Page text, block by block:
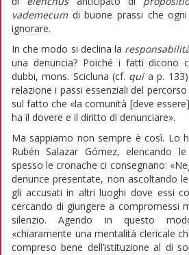
vademecumdi buone prassi che
ignorare.
In che modo si declina la
una denuncia? Poiché i fatti dicono
dubbi, mons. Scicluna (cf. quia p. 133)
relazione i passi essenziali del
sul fatto che «la comunità [deve
ha il dovere e il diritto di denunciare».
Ma sappiamo non sempre è così. Lo
Rubén Salazar Gómez, elencando
spesso le cronache ci consegnano:
denunce presentate, non ascoltando
gli accusati in altri luoghi dove essi
cercando di giungere a compromessi
silenzio. Agendo in questo
«chiaramente una mentalità clericale
compreso bene dell’istituzione al di